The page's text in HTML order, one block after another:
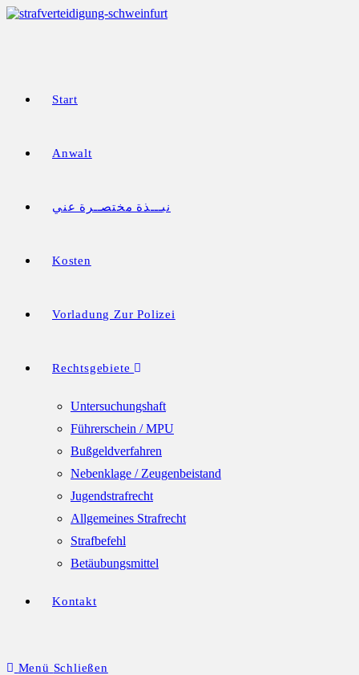
Zum
Start
Anwalt
نبـــذة مختصــرة عني
Kosten
Vorladung Zur Polizei
Rechtsgebiete
Untersuchungshaft
Führerschein / MPU
Bußgeldverfahren
Nebenklage / Zeugenbeistand
Jugendstrafrecht
Allgemeines Strafrecht
Strafbefehl
Betäubungsmittel
Kontakt
Menü Schließen